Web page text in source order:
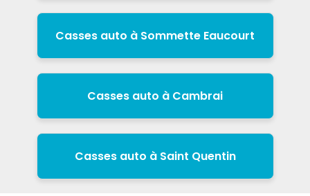
Casses auto à Sommette Eaucourt
Casses auto à Cambrai
Casses auto à Saint Quentin